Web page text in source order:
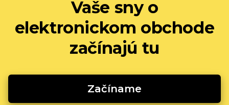
Vaše sny o
elektronickom obchode
začínajú tu
Začíname